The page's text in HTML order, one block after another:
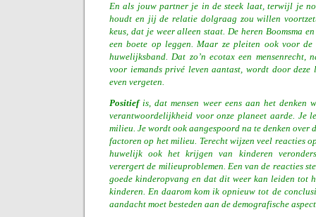
En als jouw partner je in de steek laat, terwijl je
houdt en jij de relatie dolgraag zou willen
keus, dat je weer alleen staat. De heren Boomsma
een boete op leggen. Maar ze pleiten ook voor
huwelijksband. Dat zo’n ecotax een mensenrecht,
voor iemands privé leven aantast, wordt door deze
even vergeten.
Positiefis, dat mensen weer eens aan het denken
verantwoordelijkheid voor onze planeet aarde. Je
milieu. Je wordt ook aangespoord na te denken over
factoren op het milieu. Terecht wijzen veel reacties
huwelijk ook het krijgen van kinderen
verergert de milieuproblemen. Een van de reacties
goede kinderopvang en dat dit weer kan leiden tot
kinderen. En daarom kom ik opnieuw tot de
aandacht moet besteden aan de demografische